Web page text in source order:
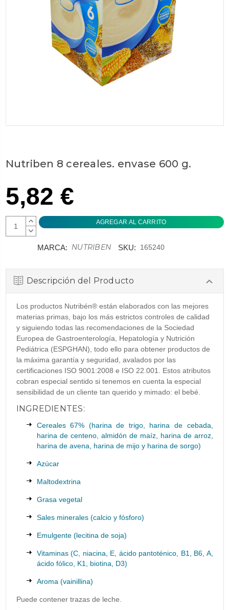
Nutriben 8 cereales. envase 600 g.
5,82 €
AUMENTAR
CANTIDAD:
DISMINUIR
MARCA: NUTRIBEN SKU: 165240
Descripción del Producto
Los productos Nutribén® están elaborados con las mejores
materias primas, bajo los más estrictos controles de calidad
y siguiendo todas las recomendaciones de la Sociedad
Europea de Gastroenterología, Hepatología y Nutrición
Pediátrica (ESPGHAN), todo ello para obtener productos de
la máxima garantía y seguridad, avalados por las
certificaciones ISO 9001:2008 e ISO 22.001. Estos atributos
cobran especial sentido si tenemos en cuenta la especial
sensibilidad de un cliente tan querido y mimado: el bebé.
INGREDIENTES:
Cereales 67% (harina de trigo, harina de cebada,
harina de centeno, almidón de maíz, harina de arroz,
harina de avena, harina de mijo y harina de sorgo)
Azúcar
Maltodextrina
Grasa vegetal
Sales minerales (calcio y fósforo)
Emulgente (lecitina de soja)
Vitaminas (C, niacina, E, ácido pantoténico, B1, B6, A,
ácido fólico, K1, biotina, D3)
Aroma (vainillina)
Puede contener trazas de leche.